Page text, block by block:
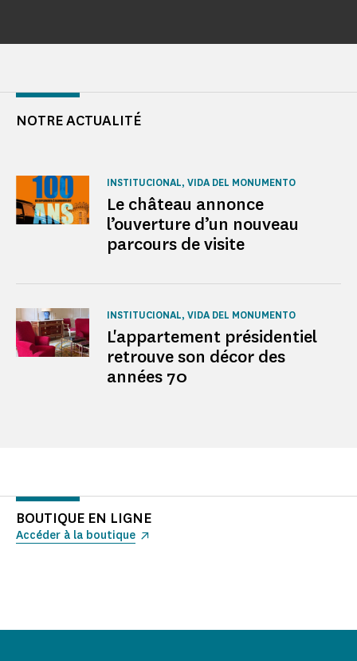
NOTRE ACTUALITÉ
Le château annonce
l’ouverture d’un nouveau
parcours de visite
INSTITUCIONAL, VIDA DEL MONUMENTO
L'appartement présidentiel
retrouve son décor des
années 70
INSTITUCIONAL, VIDA DEL MONUMENTO
BOUTIQUE EN LIGNE
Accéder à la boutique